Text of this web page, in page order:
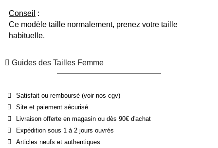
Conseil :
Ce modèle taille normalement, prenez votre taille
habituelle.
Guides des Tailles Femme
Satisfait ou remboursé (voir nos cgv)
Site et paiement sécurisé
Livraison offerte en magasin ou dès 90€ d'achat
Expédition sous 1 à 2 jours ouvrés
Articles neufs et authentiques